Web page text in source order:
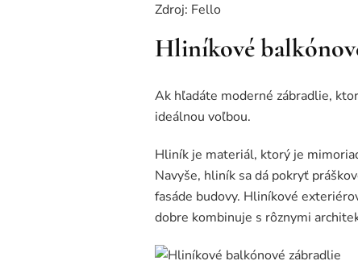
Zdroj: Fello
Hliníkové
Ak hľadáte moderné zábradlie,
ideálnou voľbou.
Hliník je materiál, ktorý je
Navyše, hliník sa dá pokryť
fasáde budovy. Hliníkové
dobre kombinuje s rôznymi